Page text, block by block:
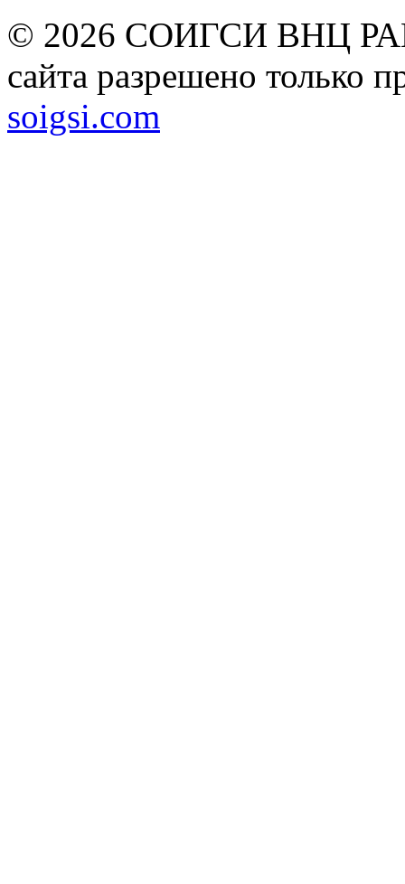
© 2026 СОИГСИ ВНЦ РАН
сайта разрешено только
soigsi.com